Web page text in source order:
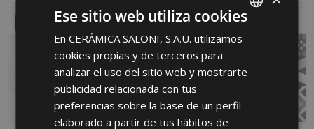
NUEVO
SPANISH
ENGLISH
GERMAN
Ese sitio web utiliza cookies
En CERÁMICA SALONI, S.A.U. utilizamos
cookies propias y de terceros para
analizar el uso del sitio web y mostrarte
publicidad relacionada con tus
preferencias sobre la base de un perfil
elaborado a partir de tus hábitos de